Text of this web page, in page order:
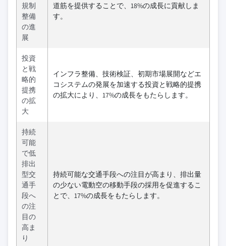
規制
整備
の進
展
道筋を提供することで、18%の成長に貢献しま
す。
投資
と戦
略的
提携
の拡
大
インフラ整備、技術検証、初期市場展開などエ
コシステムの発展を加速する投資と戦略的提携
の拡大により、17%の成長をもたらします。
持続
可能
で低
排出
型交
通手
段へ
の注
目の
高ま
り
持続可能な交通手段への注目が高まり、排出量
の少ない電動空の移動手段の採用を促進するこ
とで、17%の成長をもたらします。